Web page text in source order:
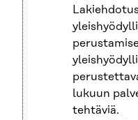
lukuun
tehtäviä.